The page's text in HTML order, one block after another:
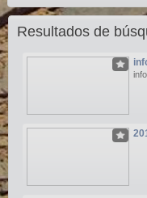
Resultados de